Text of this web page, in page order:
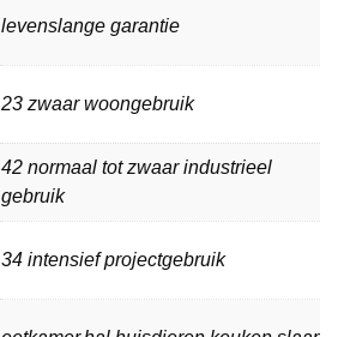
levenslange garantie
23 zwaar woongebruik
42 normaal tot zwaar industrieel
gebruik
34 intensief projectgebruik